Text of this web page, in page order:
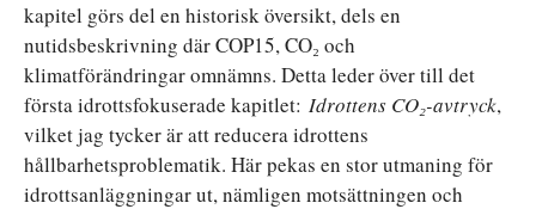
kapitel görs del en historisk översikt, dels en
nutidsbeskrivning där COP15, CO₂ och
klimatförändringar omnämns. Detta leder över till det
första idrottsfokuserade kapitlet: Idrottens CO₂-avtryck,
vilket jag tycker är att reducera idrottens
hållbarhetsproblematik. Här pekas en stor utmaning för
idrottsanläggningar ut, nämligen motsättningen och